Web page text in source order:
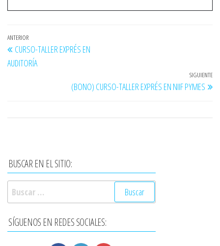
Navegación
de
entradas
Entrada
anterior
ANTERIOR
CURSO-TALLER EXPRÉS EN
AUDITORÍA
SIGUIENTE
(BONO) CURSO-TALLER EXPRÉS EN NIIF PYMES
BUSCAR EN EL SITIO:
Buscar:
SÍGUENOS EN REDES SOCIALES: